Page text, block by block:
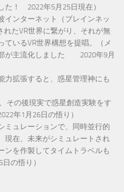
た！ 2022年5月25日現在）
インターネット（ブレインネッ
れたVR世界に繋がり、それが無
いるVR世界構想を提唱。（メ
が主流化しました 2020年9月
力拡張すると、惑星管理神にも
その後現実で惑星創造実験をす
年1月26日の悟り）
ミュレーションで、同時並行的
現在、未来がシミュレートされ
ンを作製してタイムトラベルも
の悟り）